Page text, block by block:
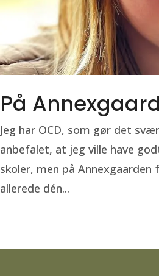
På
Jeg har OCD, som gør det
anbefalet, at jeg ville have
skoler, men på
allerede dén...